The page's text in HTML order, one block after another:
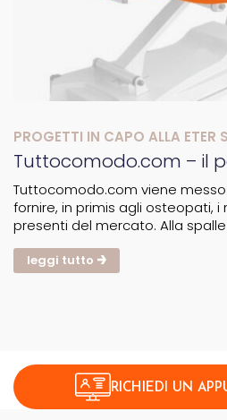
Tuttocomodo.com – il
PROGETTI IN CAPO ALLA ETER
Tuttocomodo.com viene
fornire, in primis agli osteopati,
presenti del mercato. Alla
sempre aggiornato che include
leggi tutto
RICHIEDI UN